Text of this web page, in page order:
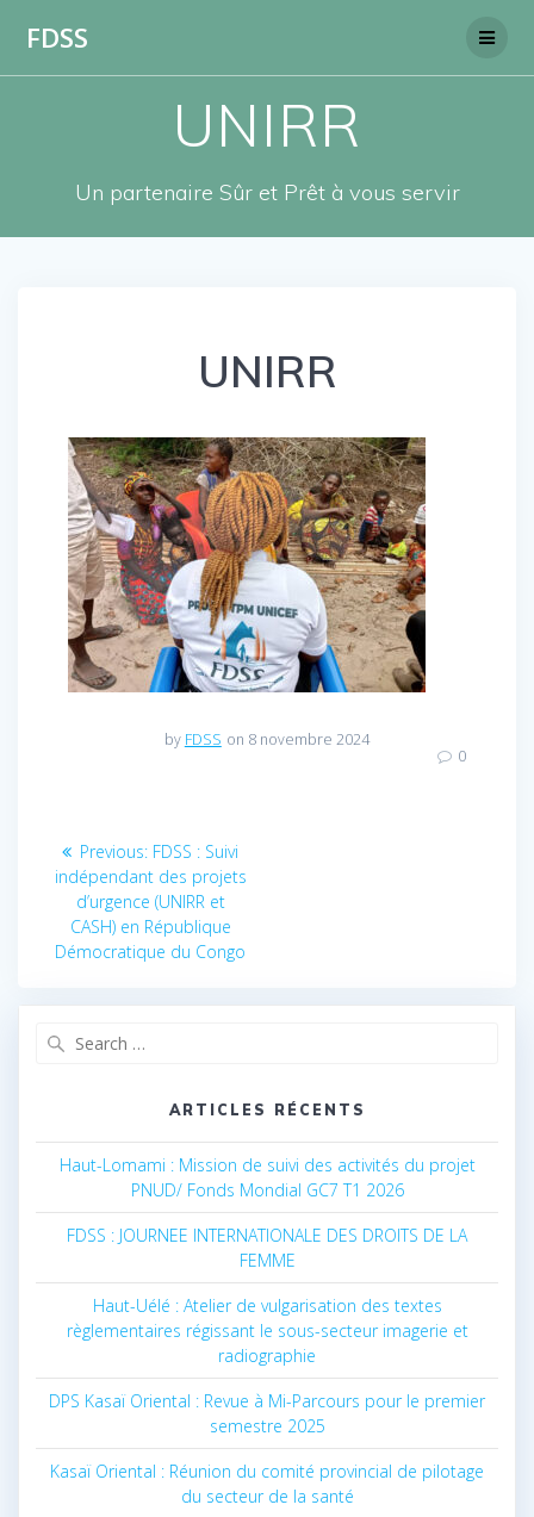
FDSS
UNIRR
Un partenaire Sûr et Prêt à vous servir
UNIRR
by FDSS on 8 novembre 2024
0
Navigation
de
l’article
Previous: Previous
post:
FDSS : Suivi
indépendant des projets
d’urgence (UNIRR et
CASH) en République
Démocratique du Congo
ARTICLES RÉCENTS
Haut-Lomami : Mission de suivi des activités du projet
PNUD/ Fonds Mondial GC7 T1 2026
FDSS : JOURNEE INTERNATIONALE DES DROITS DE LA
FEMME
Haut-Uélé : Atelier de vulgarisation des textes
règlementaires régissant le sous-secteur imagerie et
radiographie
DPS Kasaï Oriental : Revue à Mi-Parcours pour le premier
semestre 2025
Kasaï Oriental : Réunion du comité provincial de pilotage
du secteur de la santé